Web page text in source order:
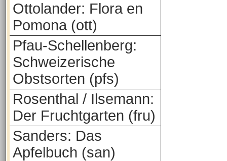
Ottolander: Flora en
Pomona (ott)
Pfau-Schellenberg:
Schweizerische
Obstsorten (pfs)
Rosenthal / Ilsemann:
Der Fruchtgarten (fru)
Sanders: Das
Apfelbuch (san)